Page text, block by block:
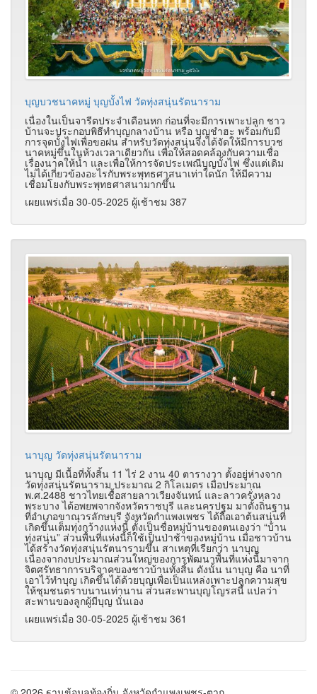
บุญบวชนาคหมู่ บุญบั้งไฟ วัดทุ่งสนุ่นรัตนาราม
เนื่องในเป็นจารีตประจำเดือนหก ก่อนที่จะมีการเพาะปลูก ชาว
บ้านจะประกอบพิธีทำบุญกลางบ้าน หรือ บุญชำฮะ พร้อมกับมี
การจุดบั้งไฟเพื่อขอฝน สำหรับวัดทุ่งสนุ่นจึงได้จัดให้มีการบวช
นาคหมู่ขึ้นในห้วงเวลาเดียวกัน เพื่อให้สอดคล้องกับความเชื่อ
เรื่องนาคให้น้ำ และเพื่อให้การจัดประเพณีบุญบั้งไฟ ซึ่งแต่เดิม
ไม่ได้เกี่ยวข้องอะไรกับพระพุทธศาสนาเท่าใดนัก ให้มีความ
เชื่อมโยงกับพระพุทธศาสนามากขึ้น
เผยแพร่เมื่อ 30-05-2025 ผู้เช้าชม 387
นาบุญ วัดทุ่งสนุ่นรัตนาราม
นาบุญ มีเนื้อที่ทั้งสิ้น 11 ไร่ 2 งาน 40 ตารางวา ตั้งอยู่ห่างจาก
วัดทุ่งสนุ่นรัตนาราม ประมาณ 2 กิโลเมตร เมื่อประมาณ
พ.ศ.2488 ชาวไทยเชื้อสายลาวเวียงจันทน์ และลาวครั่งหลวง
พระบาง ได้อพยพจากจังหวัดราชบุรี และนครปฐม มาตั้งถิ่นฐาน
ที่อำเภอขาณุวรลักษบุรี จังหวัดกำแพงเพชร ได้ถือเอาต้นสนุ่นที่
เกิดขึ้นเต็มทุ่งกว้างแห่งนี้ ตั้งเป็นชื่อหมู่บ้านของตนเองว่า “บ้าน
ทุ่งสนุ่น” ส่วนพื้นที่แห่งนี้ก็ใช้เป็นป่าช้าของหมู่บ้าน เมื่อชาวบ้าน
ได้สร้างวัดทุ่งสนุ่นรัตนารามขึ้น สาเหตุที่เรียกว่า นาบุญ
เนื่องจากงบประมาณส่วนใหญ่ของการพัฒนาพื้นที่แห่งนี้มาจาก
จิตศรัทธาการบริจาคของชาวบ้านทั้งสิ้น ดังนั้น นาบุญ คือ นาที่
เอาไว้ทำบุญ เกิดขึ้นได้ด้วยบุญเพื่อเป็นแหล่งเพาะปลูกความสุข
ให้ชุมชนตราบนานเท่านาน ส่วนสะพานบุญโญรสนี้ แปลว่า
สะพานของลูกผู้มีบุญ นั่นเอง
เผยแพร่เมื่อ 30-05-2025 ผู้เช้าชม 361